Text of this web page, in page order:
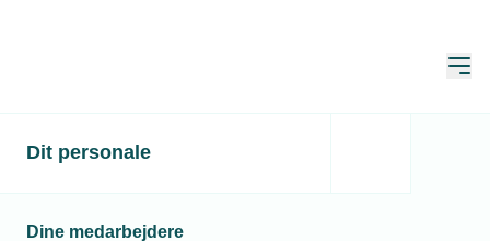
Dit personale
Dine medarbejdere
Unidrain ansætter ny